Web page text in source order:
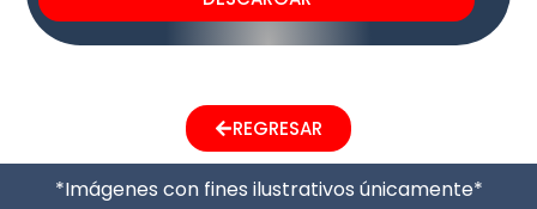
REGRESAR
*Imágenes con fines ilustrativos únicamente*